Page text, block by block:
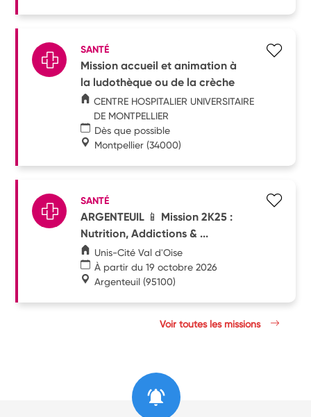
SANTÉ
Mission accueil et animation à
la ludothèque ou de la crèche
CENTRE HOSPITALIER UNIVERSITAIRE
DE MONTPELLIER
Dès que possible
Montpellier (34000)
SANTÉ
ARGENTEUIL 📱 Mission 2K25 :
Nutrition, Addictions & ...
Unis-Cité Val d'Oise
À partir du 19 octobre 2026
Argenteuil (95100)
Voir toutes les missions